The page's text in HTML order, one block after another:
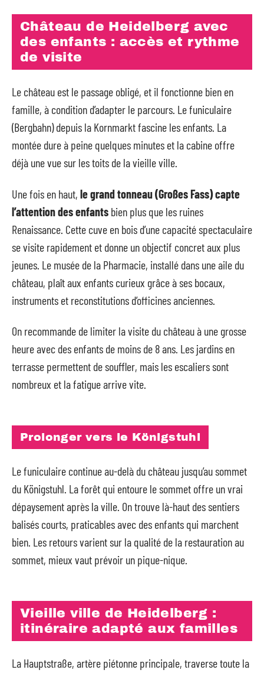
Château de Heidelberg avec
des enfants : accès et rythme
de visite
Le château est le passage obligé, et il fonctionne bien en
famille, à condition d’adapter le parcours. Le funiculaire
(Bergbahn) depuis la Kornmarkt fascine les enfants. La
montée dure à peine quelques minutes et la cabine offre
déjà une vue sur les toits de la vieille ville.
Une fois en haut, le grand tonneau (Großes Fass) capte
l’attention des enfants bien plus que les ruines
Renaissance. Cette cuve en bois d’une capacité spectaculaire
se visite rapidement et donne un objectif concret aux plus
jeunes. Le musée de la Pharmacie, installé dans une aile du
château, plaît aux enfants curieux grâce à ses bocaux,
instruments et reconstitutions d’officines anciennes.
On recommande de limiter la visite du château à une grosse
heure avec des enfants de moins de 8 ans. Les jardins en
terrasse permettent de souffler, mais les escaliers sont
nombreux et la fatigue arrive vite.
Prolonger vers le Königstuhl
Le funiculaire continue au-delà du château jusqu’au sommet
du Königstuhl. La forêt qui entoure le sommet offre un vrai
dépaysement après la ville. On trouve là-haut des sentiers
balisés courts, praticables avec des enfants qui marchent
bien. Les retours varient sur la qualité de la restauration au
sommet, mieux vaut prévoir un pique-nique.
Vieille ville de Heidelberg :
itinéraire adapté aux familles
La Hauptstraße, artère piétonne principale, traverse toute la